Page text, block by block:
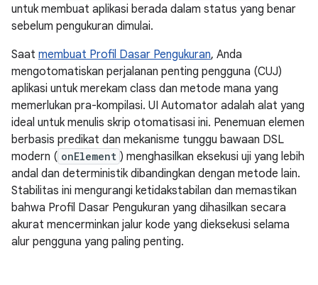
untuk membuat aplikasi berada dalam status yang benar
sebelum pengukuran dimulai.
Saat membuat Profil Dasar Pengukuran, Anda
mengotomatiskan perjalanan penting pengguna (CUJ)
aplikasi untuk merekam class dan metode mana yang
memerlukan pra-kompilasi. UI Automator adalah alat yang
ideal untuk menulis skrip otomatisasi ini. Penemuan elemen
berbasis predikat dan mekanisme tunggu bawaan DSL
modern ( onElement ) menghasilkan eksekusi uji yang lebih
andal dan deterministik dibandingkan dengan metode lain.
Stabilitas ini mengurangi ketidakstabilan dan memastikan
bahwa Profil Dasar Pengukuran yang dihasilkan secara
akurat mencerminkan jalur kode yang dieksekusi selama
alur pengguna yang paling penting.